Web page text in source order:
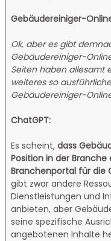
Gebäudereiniger-
Ok, aber es gibt
Gebäudereiniger-
Seiten haben allesamt
weiteres so
Gebäudereiniger-
ChatGPT:
Es scheint,dass
Position in der
Branchenportal für die
gibt zwar andere
Dienstleistungen und
anbieten, aber
seine spezifische
angebotenen Inhalte